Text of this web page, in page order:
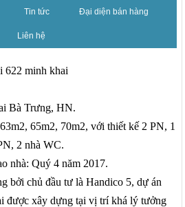
Tin tức Đại diện bán hàng
Liên hệ
622 minh khai
Bà Trưng, HN.
65m2, 70m2, với thiết kế 2 PN, 1
2 nhà WC.
nhà: Quý 4 năm 2017.
bởi chủ đầu tư là Handico 5, dự án
được xây dựng tại vị trí khá lý tưởng